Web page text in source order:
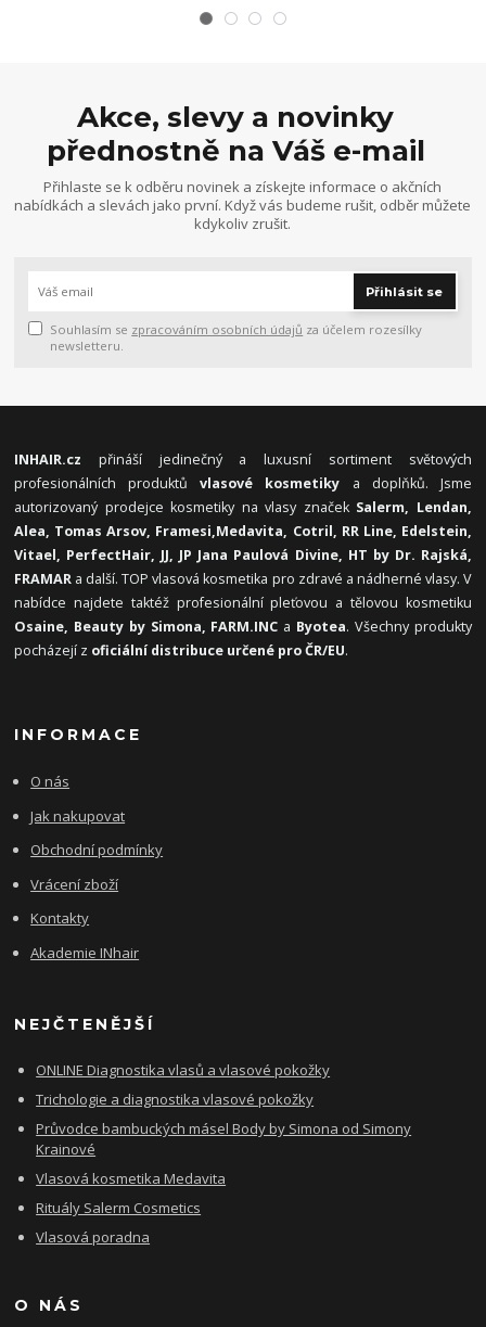
Akce, slevy a novinky
přednostně na Váš e-mail
Přihlaste se k odběru novinek a získejte informace o akčních
nabídkách a slevách jako první. Když vás budeme rušit, odběr můžete
kdykoliv zrušit.
Přihlásit se
Souhlasím se zpracováním osobních údajů za účelem rozesílky
newsletteru.
INHAIR.cz přináší jedinečný a luxusní sortiment světových
profesionálních produktůvlasové kosmetiky a doplňků. Jsme
autorizovaný prodejce kosmetiky na vlasy značek Salerm, Lendan,
Alea, Tomas Arsov, Framesi,Medavita, Cotril, RR Line, Edelstein,
Vitael, PerfectHair, JJ, JP Jana Paulová Divine, HT by Dr. Rajská,
FRAMAR a další. TOP vlasová kosmetika pro zdravé a nádherné vlasy. V
nabídce najdete taktéž profesionální pleťovou a tělovou kosmetiku
Osaine, Beauty by Simona, FARM.INC a Byotea. Všechny produkty
pocházejí z oficiální distribuce určené pro ČR/EU.
INFORMACE
O nás
Jak nakupovat
Obchodní podmínky
Vrácení zboží
Kontakty
Akademie INhair
NEJČTENĚJŠÍ
ONLINE Diagnostika vlasů a vlasové pokožky
Trichologie a diagnostika vlasové pokožky
Průvodce bambuckých másel Body by Simona od Simony
Krainové
Vlasová kosmetika Medavita
Rituály Salerm Cosmetics
Vlasová poradna
O NÁS